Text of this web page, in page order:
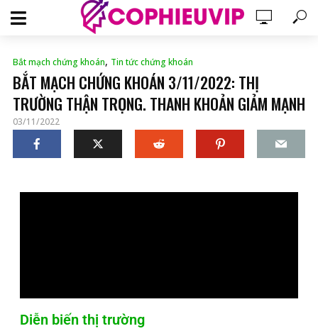
Bắt mạch chứng khoán, Tin tức chứng khoán
BẮT MẠCH CHỨNG KHOÁN 3/11/2022: THỊ
TRƯỜNG THẬN TRỌNG. THANH KHOẢN GIẢM MẠNH
03/11/2022
Diễn biến thị trường